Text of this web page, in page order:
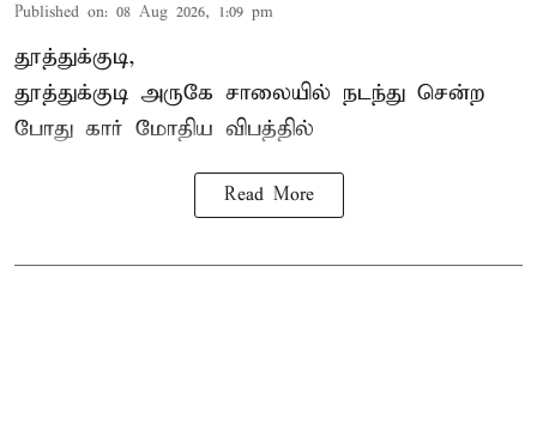
Published on: 08 Aug 2026, 1:09 pm
தூத்துக்குடி,
தூத்துக்குடி அருகே சாலையில் நடந்து சென்ற
போது கார் மோதிய விபத்தில்
Read More